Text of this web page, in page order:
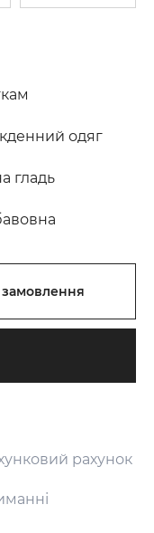
одяг
гладь
рахунок